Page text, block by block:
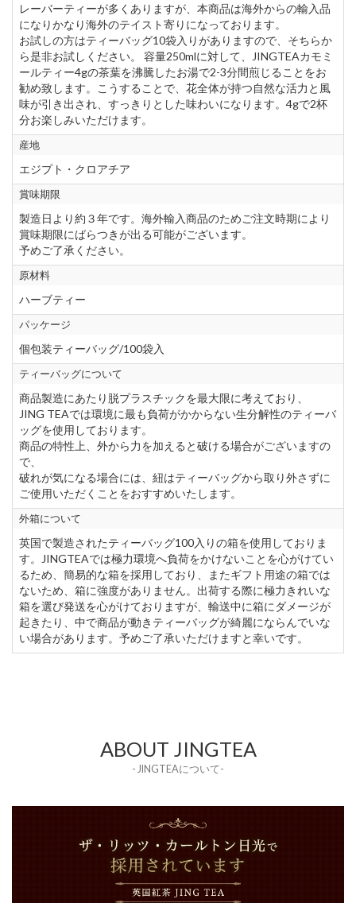
レーバーティーが多くありますが、本商品は海外からの輸入品
になりかなり海外のテイスト寄りになっております。
お試しの方はティーバッグ10袋入りがありますので、そちらか
ら是非お試しください。 容量250mlに対して、JINGTEAカモミ
ールティー4gの茶葉を沸騰したお湯で2-3分間煎じることをお
勧め致します。こうすることで、花全体が持つ自然な活力と風
味が引き出され、すっきりとした味わいになります。4gで2杯
分お楽しみいただけます。
産地
エジプト・クロアチア
賞味期限
製造日より約３年です。海外輸入商品のためご注文時期により
賞味期限にばらつきが出る可能がございます。
予めご了承ください。
原材料
ハーブティー
パッケージ
個包装ティーバッグ/100袋入
ティーバッグについて
商品製造にあたり脱プラスチックを最大限に考えており、
JING TEAでは環境に最も負荷がかからない生分解性のティーバ
ッグを使用しております。
商品の特性上、外から力を加えると破ける場合がございますの
で、
破れが気になる場合には、紐はティーバッグから取り外さずに
ご使用いただくことをおすすめいたします。
外箱について
英国で製造されたティーバッグ100入りの箱を使用しておりま
す。JINGTEAでは極力環境へ負荷をかけないことを心がけてい
るため、簡易的な箱を採用しており、またギフト用途の箱では
ないため、箱に強度がありません。出荷する際に極力きれいな
箱を選び発送を心がけておりますが、輸送中に箱にダメージが
起きたり、中で商品が動きティーバッグが綺麗にならんでいな
い場合があります。予めご了承いただけますと幸いです。
ABOUT JINGTEA
- JINGTEAについて-